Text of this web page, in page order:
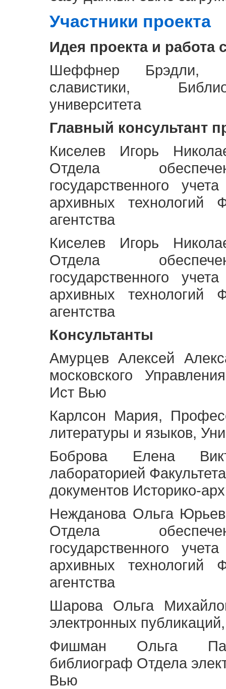
Участники проекта
Идея проекта и работа
Шеффнер Брэдли,
славистики,
университета
Главный консультант
Киселев Игорь
Отдела
государственного
архивных технологий
агентства
Киселев Игорь
Отдела
государственного
архивных технологий
агентства
Консультанты
Амурцев Алексей
московского
Ист Вью
Карлсон Мария,
литературы и языков,
Боброва Елена
лабораторией
документов Историко-
Нежданова Ольга
Отдела
государственного
архивных технологий
агентства
Шарова Ольга
электронных
Фишман Ольга
библиограф Отдела
Вью